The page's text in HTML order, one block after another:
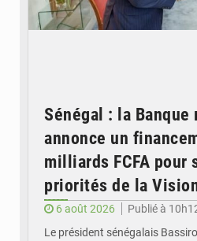
Sénégal : la Banque
annonce un
milliards FCFA pour
priorités de la
6 août 2026
Publié à
Le président sénégalais